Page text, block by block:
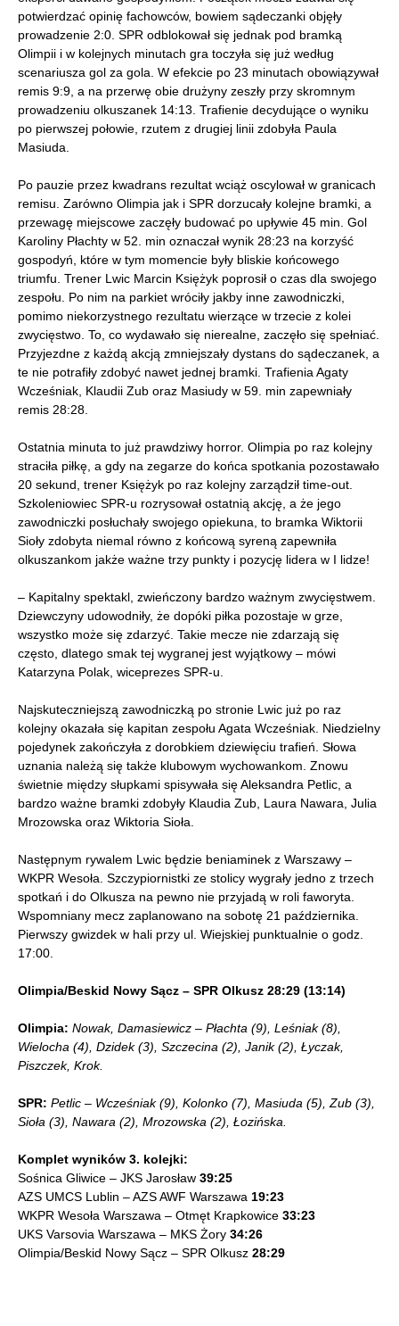
potwierdzać opinię fachowców, bowiem sądeczanki objęły
prowadzenie 2:0. SPR odblokował się jednak pod bramką
Olimpii i w kolejnych minutach gra toczyła się już według
scenariusza gol za gola. W efekcie po 23 minutach obowiązywał
remis 9:9, a na przerwę obie drużyny zeszły przy skromnym
prowadzeniu olkuszanek 14:13. Trafienie decydujące o wyniku
po pierwszej połowie, rzutem z drugiej linii zdobyła Paula
Masiuda.
Po pauzie przez kwadrans rezultat wciąż oscylował w granicach
remisu. Zarówno Olimpia jak i SPR dorzucały kolejne bramki, a
przewagę miejscowe zaczęły budować po upływie 45 min. Gol
Karoliny Płachty w 52. min oznaczał wynik 28:23 na korzyść
gospodyń, które w tym momencie były bliskie końcowego
triumfu. Trener Lwic Marcin Księżyk poprosił o czas dla swojego
zespołu. Po nim na parkiet wróciły jakby inne zawodniczki,
pomimo niekorzystnego rezultatu wierzące w trzecie z kolei
zwycięstwo. To, co wydawało się nierealne, zaczęło się spełniać.
Przyjezdne z każdą akcją zmniejszały dystans do sądeczanek, a
te nie potrafiły zdobyć nawet jednej bramki. Trafienia Agaty
Wcześniak, Klaudii Zub oraz Masiudy w 59. min zapewniały
remis 28:28.
Ostatnia minuta to już prawdziwy horror. Olimpia po raz kolejny
straciła piłkę, a gdy na zegarze do końca spotkania pozostawało
20 sekund, trener Księżyk po raz kolejny zarządził time-out.
Szkoleniowiec SPR-u rozrysował ostatnią akcję, a że jego
zawodniczki posłuchały swojego opiekuna, to bramka Wiktorii
Sioły zdobyta niemal równo z końcową syreną zapewniła
olkuszankom jakże ważne trzy punkty i pozycję lidera w I lidze!
– Kapitalny spektakl, zwieńczony bardzo ważnym zwycięstwem.
Dziewczyny udowodniły, że dopóki piłka pozostaje w grze,
wszystko może się zdarzyć. Takie mecze nie zdarzają się
często, dlatego smak tej wygranej jest wyjątkowy – mówi
Katarzyna Polak, wiceprezes SPR-u.
Najskuteczniejszą zawodniczką po stronie Lwic już po raz
kolejny okazała się kapitan zespołu Agata Wcześniak. Niedzielny
pojedynek zakończyła z dorobkiem dziewięciu trafień. Słowa
uznania należą się także klubowym wychowankom. Znowu
świetnie między słupkami spisywała się Aleksandra Petlic, a
bardzo ważne bramki zdobyły Klaudia Zub, Laura Nawara, Julia
Mrozowska oraz Wiktoria Sioła.
Następnym rywalem Lwic będzie beniaminek z Warszawy –
WKPR Wesoła. Szczypiornistki ze stolicy wygrały jedno z trzech
spotkań i do Olkusza na pewno nie przyjadą w roli faworyta.
Wspomniany mecz zaplanowano na sobotę 21 października.
Pierwszy gwizdek w hali przy ul. Wiejskiej punktualnie o godz.
17:00.
Olimpia/Beskid Nowy Sącz – SPR Olkusz 28:29 (13:14)
Olimpia: Nowak, Damasiewicz – Płachta (9), Leśniak (8),
Wielocha (4), Dzidek (3), Szczecina (2), Janik (2), Łyczak,
Piszczek, Krok.
SPR: Petlic – Wcześniak (9), Kolonko (7), Masiuda (5), Zub (3),
Sioła (3), Nawara (2), Mrozowska (2), Łozińska.
Komplet wyników 3. kolejki:
Sośnica Gliwice – JKS Jarosław 39:25
AZS UMCS Lublin – AZS AWF Warszawa 19:23
WKPR Wesoła Warszawa – Otmęt Krapkowice 33:23
UKS Varsovia Warszawa – MKS Żory 34:26
Olimpia/Beskid Nowy Sącz – SPR Olkusz 28:29